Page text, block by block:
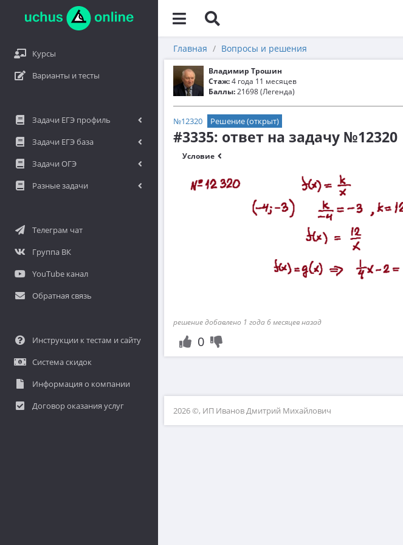
Курсы
Варианты и тесты
Задачи ЕГЭ профиль
Задачи ЕГЭ база
Задачи ОГЭ
Разные задачи
Телеграм чат
Группа ВК
YouTube канал
Обратная связь
Инструкции к тестам и сайту
Система скидок
Информация о компании
Договор оказания услуг
Главная Вопросы и решения
Владимир Трошин
Стаж:4 года 11 месяцев
Баллы:21698 (Легенда)
№12320 Решение (открыт)
#3335: ответ на задачу №12320
Условие
решение добавлено 1 года 6 месяцев назад
0
2026 ©, ИП Иванов Дмитрий Михайлович